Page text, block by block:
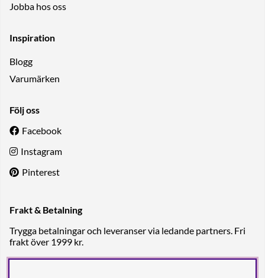
Jobba hos oss
Inspiration
Blogg
Varumärken
Följ oss
Facebook
Instagram
Pinterest
Frakt & Betalning
Trygga betalningar och leveranser via ledande partners. Fri
frakt över 1999 kr.